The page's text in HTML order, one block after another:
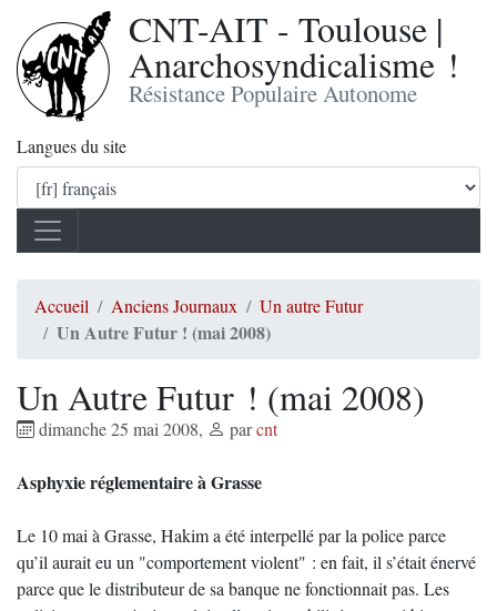
CNT-AIT - Toulouse |
Anarchosyndicalisme !
Résistance Populaire Autonome
Langues du site
Accueil Anciens Journaux Un autre Futur
Un Autre Futur ! (mai 2008)
Un Autre Futur ! (mai 2008)
dimanche 25 mai 2008, parcnt
Asphyxie réglementaire à Grasse
Le 10 mai à Grasse, Hakim a été interpellé par la police parce
qu’il aurait eu un "comportement violent" : en fait, il s’était énervé
parce que le distributeur de sa banque ne fonctionnait pas. Les